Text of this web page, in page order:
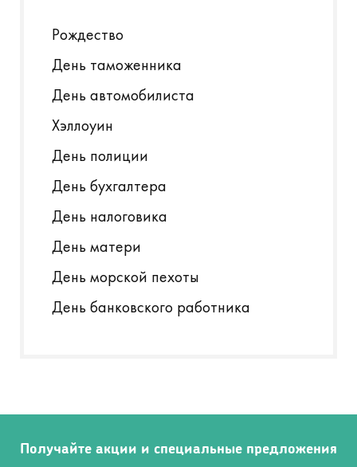
Рождество
День таможенника
День автомобилиста
Хэллоуин
День полиции
День бухгалтера
День налоговика
День матери
День морской пехоты
День банковского работника
Получайте акции и специальные предложения